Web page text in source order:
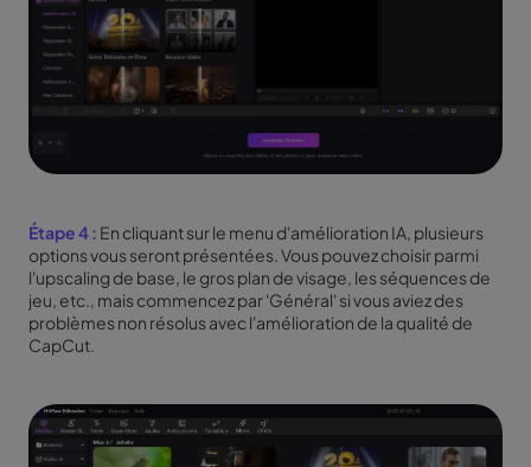
Étape 4 : En cliquant sur le menu d'amélioration IA, plusieurs
options vous seront présentées. Vous pouvez choisir parmi
l'upscaling de base, le gros plan de visage, les séquences de
jeu, etc., mais commencez par 'Général' si vous aviez des
problèmes non résolus avec l'amélioration de la qualité de
CapCut.